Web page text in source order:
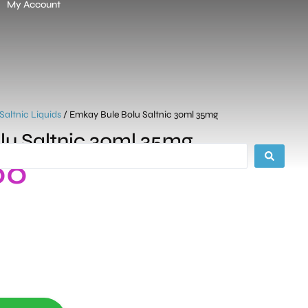
My Account
Liquids/ Emkay Bule Bolu Saltnic 30ml 35mg
Saltnic 30ml 35mg